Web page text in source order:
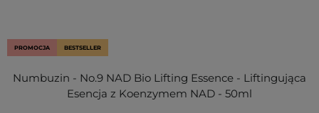
PROMOCJA BESTSELLER
Numbuzin - No.9 NAD Bio Lifting Essence - Liftingująca
Esencja z Koenzymem NAD - 50ml